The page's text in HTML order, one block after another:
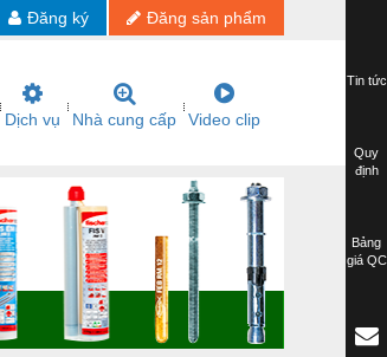
Đăng sản phẩm
Đăng ký
Dịch vụ Nhà cung cấp Video clip
Tin tức
Quy
định
Bảng
giá QC